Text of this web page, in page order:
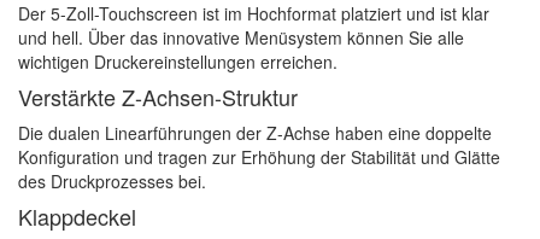
Der 5-Zoll-Touchscreen ist im Hochformat platziert und ist klar
und hell. Über das innovative Menüsystem können Sie alle
wichtigen Druckereinstellungen erreichen.
Verstärkte Z-Achsen-Struktur
Die dualen Linearführungen der Z-Achse haben eine doppelte
Konfiguration und tragen zur Erhöhung der Stabilität und Glätte
des Druckprozesses bei.
Klappdeckel